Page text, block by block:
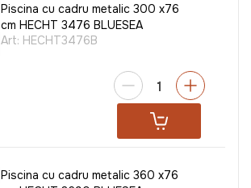
Piscina cu cadru metalic 300 x76
cm HECHT 3476 BLUESEA
Art: HECHT3476B
Piscina cu cadru metalic 360 x76